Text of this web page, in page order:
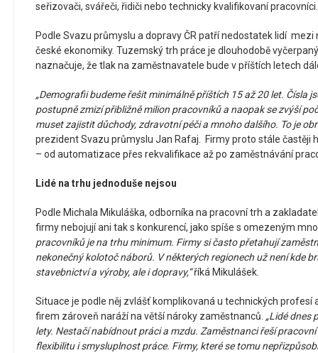
seřizovači, svářeči, řidiči nebo technicky kvalifikovaní pracovníci.
Podle Svazu průmyslu a dopravy ČR patří nedostatek lidí
české ekonomiky. Tuzemský trh práce je dlouhodobě
naznačuje, že tlak na zaměstnavatele bude v příštích letech
„Demografii budeme řešit minimálně příštích 15 až 20 let. Čísla
postupně zmizí přibližně milion pracovníků a naopak se zvýší
muset zajistit důchody, zdravotní péči a mnoho dalšího. To je
prezident Svazu průmyslu Jan Rafaj. Firmy proto stále častěji
– od automatizace přes rekvalifikace až po zaměstnávání
Lidé na trhu jednoduše nejsou
Podle Michala Mikuláška, odborníka na pracovní trh a
firmy nebojují ani tak s konkurencí, jako spíše s omezeným
pracovníků je na trhu minimum. Firmy si často přetahují
nekonečný kolotoč náborů. V některých regionech už není kde
stavebnictví a výroby, ale i dopravy,“říká Mikulášek.
Situace je podle něj zvlášť komplikovaná u technických profesí
firem zároveň naráží na větší nároky zaměstnanců. „Lidé dnes
lety. Nestačí nabídnout práci a mzdu. Zaměstnanci řeší
flexibilitu i smysluplnost práce. Firmy, které se tomu